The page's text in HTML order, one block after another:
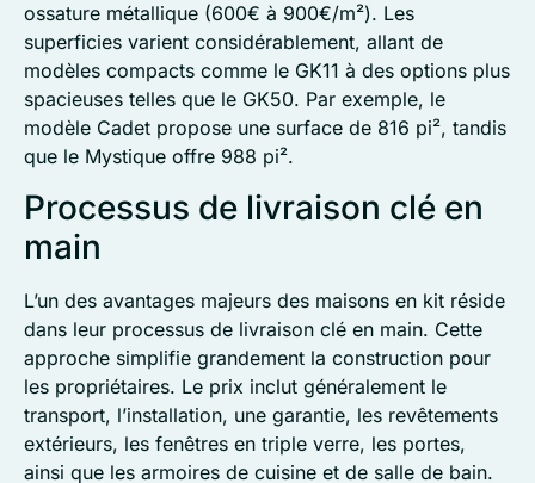
ossature métallique (600€ à 900€/m²). Les
superficies varient considérablement, allant de
modèles compacts comme le GK11 à des options plus
spacieuses telles que le GK50. Par exemple, le
modèle Cadet propose une surface de 816 pi², tandis
que le Mystique offre 988 pi².
Processus de livraison clé en
main
L’un des avantages majeurs des maisons en kit réside
dans leur processus de livraison clé en main. Cette
approche simplifie grandement la construction pour
les propriétaires. Le prix inclut généralement le
transport, l’installation, une garantie, les revêtements
extérieurs, les fenêtres en triple verre, les portes,
ainsi que les armoires de cuisine et de salle de bain.